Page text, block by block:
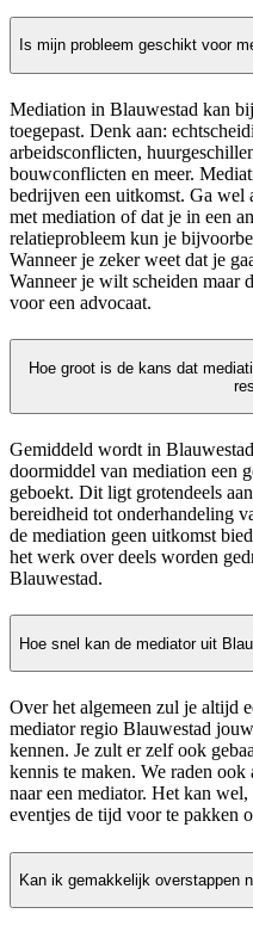
Is mijn probleem geschikt voor
Mediation in Blauwestad kan
toegepast. Denk aan:
arbeidsconflicten,
bouwconflicten en meer.
bedrijven een uitkomst. Ga
met mediation of dat je in een
relatieprobleem kun je
Wanneer je zeker weet dat je
Wanneer je wilt scheiden maar
voor een advocaat.
Hoe groot is de kans dat
Gemiddeld wordt in
doormiddel van mediation een
geboekt. Dit ligt grotendeels
bereidheid tot onderhandeling
de mediation geen uitkomst
het werk over deels worden
Blauwestad.
Hoe snel kan de mediator uit
Over het algemeen zul je altijd
mediator regio Blauwestad
kennen. Je zult er zelf ook
kennis te maken. We raden ook
naar een mediator. Het kan
eventjes de tijd voor te pakken
Kan ik gemakkelijk overstappen